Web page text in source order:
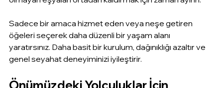
Sadece bir amaca hizmet eden veya neşe getiren
öğeleri seçerek daha düzenli bir yaşam alanı
yaratırsınız. Daha basit bir kurulum, dağınıklığı azaltır ve
genel seyahat deneyiminizi iyileştirir.